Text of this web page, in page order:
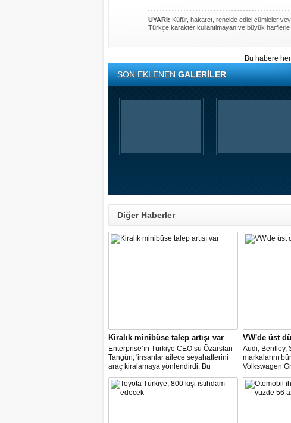
UYARI: Küfür, hakaret, rencide edici cümleler
Türkçe karakter kullanılmayan ve büyük harflerle
Bu habere
SON EKLENENGALERİLER
Diğer Haberler
Kiralık minibüse talep artışı var
Enterprise’ın Türkiye CEO’su Özarslan
Tangün, 'insanlar ailece seyahatlerini
araç kiralamaya yönlendirdi. Bu
noktada, bavul kullanımı ve kişi sayısı,
minibüs ve SUV gövde tipli araç
kiralamada geçen yıla göre yüzde 60’a
VW'de üst
Audi, Bentley,
markalarını
Volkswagen
değişiminin
temsilcileriyle
müzakere